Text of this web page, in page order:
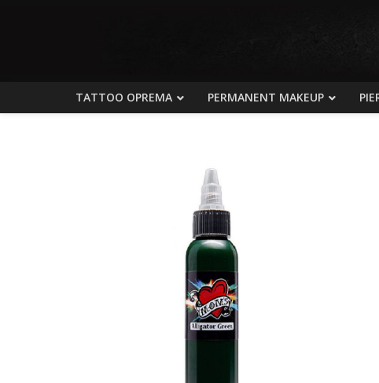
TATTOO OPREMA PERMANENT MAKEUP